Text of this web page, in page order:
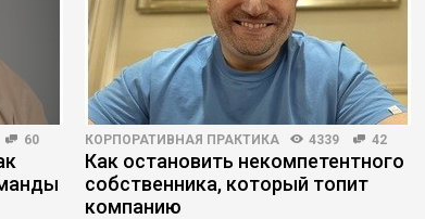
60 КОРПОРАТИВНАЯ ПРАКТИКА 4339 42
Как остановить некомпетентного
собственника, который топит
компанию